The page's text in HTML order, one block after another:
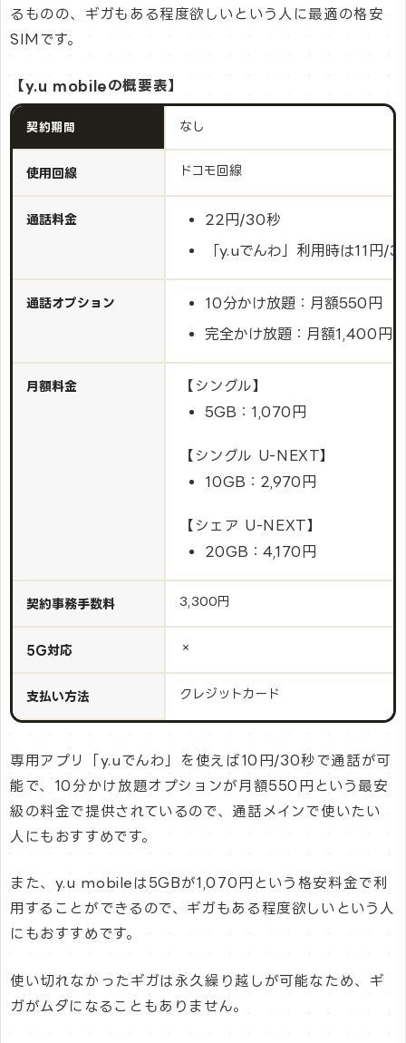
----
るものの、ギガもある程度欲しいという人に最適の格安
SIMです。
【y.u mobileの概要表】
契約期間 なし
使用回線 ドコモ回線
通話料金
22円/30秒
「y.uでんわ」利用時は11円/
通話オプション
10分かけ放題：月額550円
完全かけ放題：月額1,400円
月額料金 【シングル】
5GB：1,070円
【シングル U-NEXT】
10GB：2,970円
【シェア U-NEXT】
20GB：4,170円
契約事務手数料 3,300円
5G対応 ×
支払い方法 クレジットカード
専用アプリ「y.uでんわ」を使えば10円/30秒で通話が可
能で、10分かけ放題オプションが月額550円という最安
級の料金で提供されているので、通話メインで使いたい
人にもおすすめです。
また、y.u mobileは5GBが1,070円という格安料金で利
用することができるので、ギガもある程度欲しいという人
にもおすすめです。
使い切れなかったギガは永久繰り越しが可能なため、ギ
ガがムダになることもありません。